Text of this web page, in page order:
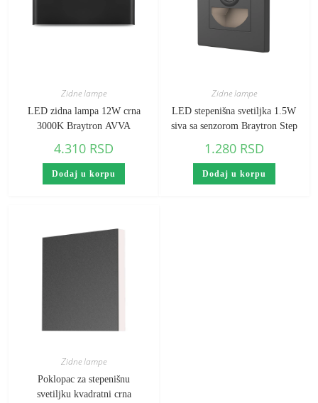
Zidne lampe
LED zidna lampa 12W crna
3000K Braytron AVVA
4.310 RSD
Dodaj u korpu
Zidne lampe
LED stepenišna svetiljka 1.5W
siva sa senzorom Braytron Step
1.280 RSD
Dodaj u korpu
Zidne lampe
Poklopac za stepenišnu
svetiljku kvadratni crna